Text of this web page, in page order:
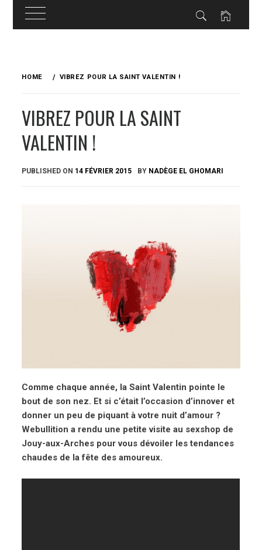
HOME VIBREZ POUR LA SAINT VALENTIN !
VIBREZ POUR LA SAINT
VALENTIN !
PUBLISHED ON 14 FÉVRIER 2015 BY NADÈGE EL GHOMARI
Comme chaque année, la Saint Valentin pointe le
bout de son nez. Et si c’était l’occasion d’innover et
donner un peu de piquant à votre nuit d’amour ?
Webullition a rendu une petite visite au sexshop de
Jouy-aux-Arches pour vous dévoiler les tendances
chaudes de la fête des amoureux.